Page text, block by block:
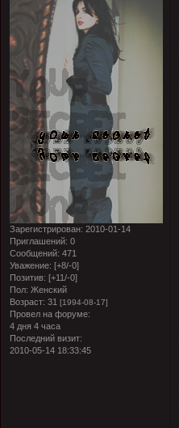
Зарегистрирован: 2010-01-14
Приглашений: 0
Сообщений: 471
Уважение: [+8/-0]
Позитив: [+11/-0]
Пол: Женский
Возраст: 31 [1994-08-17]
Провел на форуме:
4 дня 4 часа
Последний визит:
2010-05-14 18:33:45